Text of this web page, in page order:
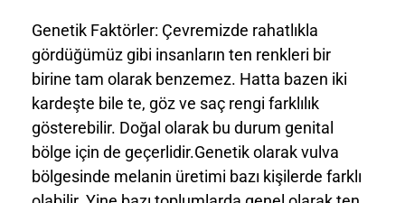
Genetik Faktörler: Çevremizde rahatlıkla
gördüğümüz gibi insanların ten renkleri bir
birine tam olarak benzemez. Hatta bazen iki
kardeşte bile te, göz ve saç rengi farklılık
gösterebilir. Doğal olarak bu durum genital
bölge için de geçerlidir.Genetik olarak vulva
bölgesinde melanin üretimi bazı kişilerde farklı